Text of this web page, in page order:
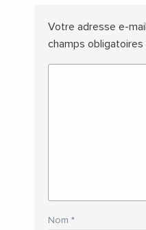
Votre adresse e-
champs
Nom *